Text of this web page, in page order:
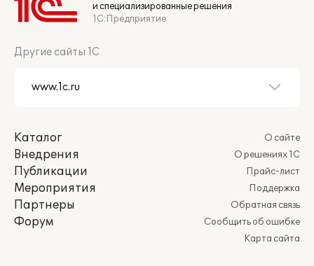
и специализированные решения
1С:Предприятие
Другие сайты 1С
Каталог
Внедрения
Публикации
Мероприятия
Партнеры
Форум
О сайте
О решениях 1С
Прайс-лист
Поддержка
Обратная связь
Сообщить об ошибке
Карта сайта